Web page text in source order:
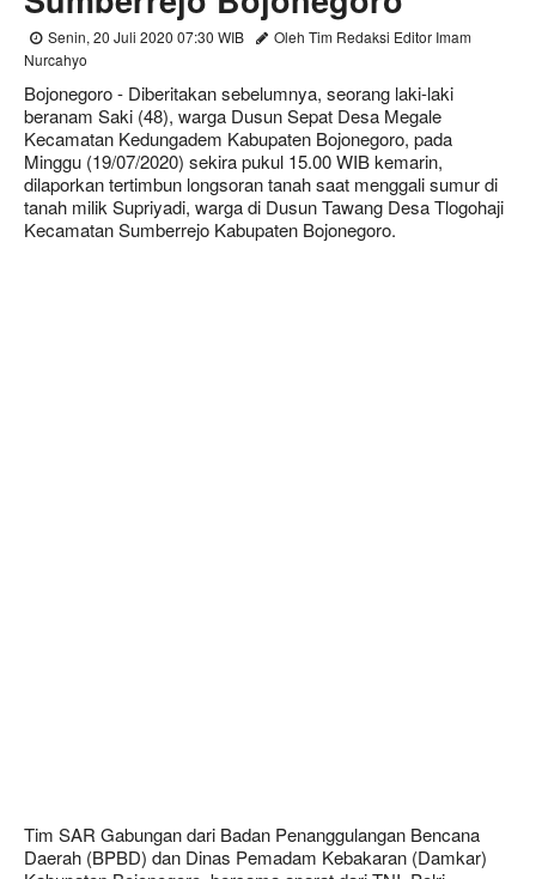
Senin, 20 Juli 2020 07:30 WIB
Oleh Tim Redaksi Editor Imam
Nurcahyo
Bojonegoro - Diberitakan sebelumnya, seorang laki-laki
beranam Saki (48), warga Dusun Sepat Desa Megale
Kecamatan Kedungadem Kabupaten Bojonegoro, pada
Minggu (19/07/2020) sekira pukul 15.00 WIB kemarin,
dilaporkan tertimbun longsoran tanah saat menggali sumur di
tanah milik Supriyadi, warga di Dusun Tawang Desa Tlogohaji
Kecamatan Sumberrejo Kabupaten Bojonegoro.
Tim SAR Gabungan dari Badan Penanggulangan Bencana
Daerah (BPBD) dan Dinas Pemadam Kebakaran (Damkar)